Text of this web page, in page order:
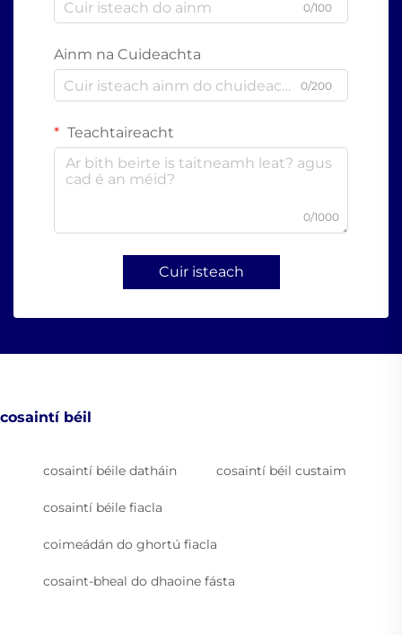
0/100
Ainm na Cuideachta
0/200
Teachtaireacht
0/1000
Cuir isteach
cosaintí béil
cosaintí béile datháin cosaintí béil custaim
cosaintí béile fiacla
coimeádán do ghortú fiacla
cosaint-bheal do dhaoine fásta